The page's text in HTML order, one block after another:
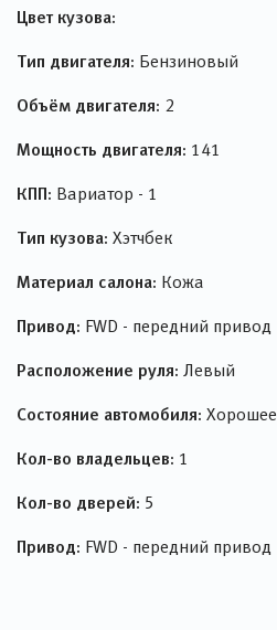
Цвет кузова:
Тип двигателя: Бензиновый
Объём двигателя: 2
Мощность двигателя: 141
КПП: Вариатор - 1
Тип кузова: Хэтчбек
Материал салона: Кожа
Привод: FWD - передний привод
Расположение руля: Левый
Состояние автомобиля: Хорошее
Кол-во владельцев: 1
Кол-во дверей: 5
Привод: FWD - передний привод